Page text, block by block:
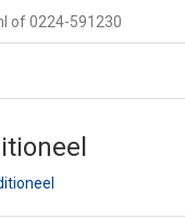
of 0224-591230